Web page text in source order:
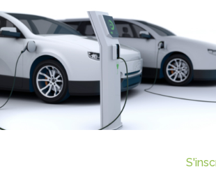
SON PREMIER SUV
MENLO
Rédigé par Philippe Schwoerer le 06 Nov
0 commentaires